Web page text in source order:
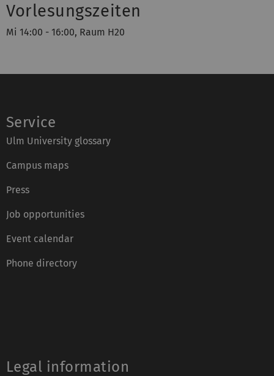
Vorlesungszeiten
Mi 14:00 - 16:00, Raum H20
Service
Ulm University glossary
Campus maps
Press
Job opportunities
Event calendar
Phone directory
Legal information